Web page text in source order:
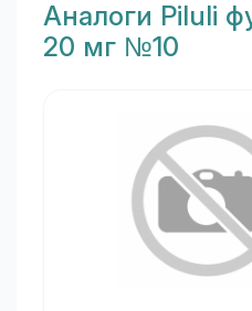
Aналоги Piluli
20 мг №10